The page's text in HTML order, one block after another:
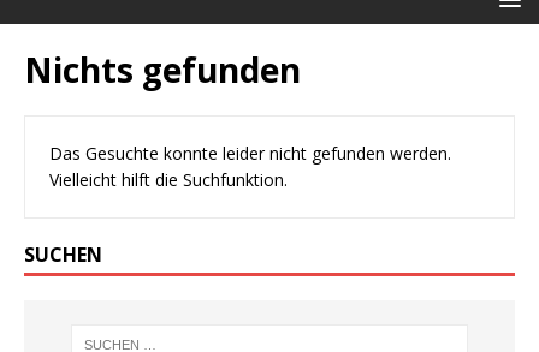
Nichts gefunden
Das Gesuchte konnte leider nicht gefunden werden.
Vielleicht hilft die Suchfunktion.
SUCHEN